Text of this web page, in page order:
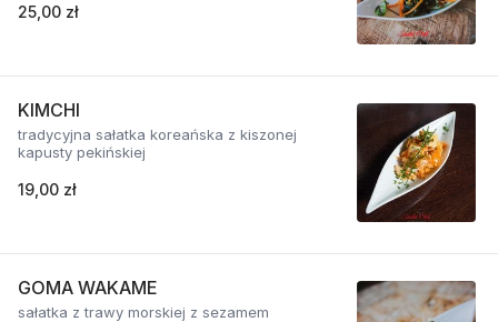
25,00 zł
KIMCHI
tradycyjna sałatka koreańska z kiszonej
kapusty pekińskiej
19,00 zł
GOMA WAKAME
sałatka z trawy morskiej z sezamem